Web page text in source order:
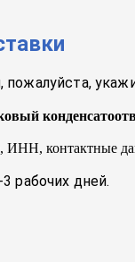
ИНН, контактные
рабочих дней.